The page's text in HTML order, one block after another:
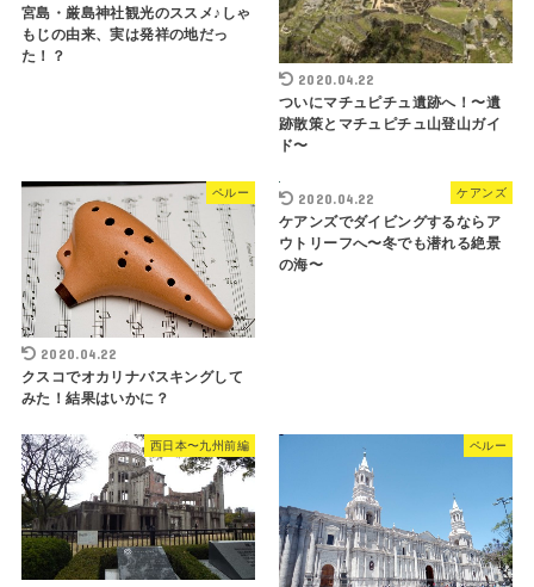
宮島・厳島神社観光のススメ♪しゃ
もじの由来、実は発祥の地だっ
た！？
2020.04.22
ついにマチュピチュ遺跡へ！〜遺
跡散策とマチュピチュ山登山ガイ
ド〜
ペルー
2020.04.22
クスコでオカリナバスキングして
みた！結果はいかに？
ケアンズ
2020.04.22
ケアンズでダイビングするならア
ウトリーフへ〜冬でも潜れる絶景
の海〜
西日本〜九州前編 ペルー